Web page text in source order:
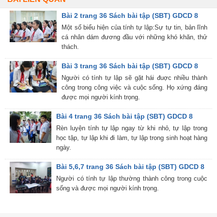
Bài 2 trang 36 Sách bài tập (SBT) GDCD 8
Một số biểu hiện của tính tự lập:Sự tự tin, bản lĩnh
cá nhân dám đương đầu với những khó khăn, thử
thách.
Bài 3 trang 36 Sách bài tập (SBT) GDCD 8
Người có tính tự lập sẽ gặt hái đuợc nhiều thành
công trong công việc và cuộc sống. Họ xứng đáng
được mọi người kính trọng.
Bài 4 trang 36 Sách bài tập (SBT) GDCD 8
Rèn luyện tính tự lập ngay từ khi nhỏ, tự lập trong
học tập, tự lập khi đi làm, tự lập trong sinh hoạt hàng
ngày.
Bài 5,6,7 trang 36 Sách bài tập (SBT) GDCD 8
Người có tính tự lập thường thành công trong cuộc
sống và được mọi người kính trọng.